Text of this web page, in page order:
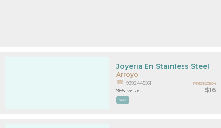
Arroyo
$16
Joyeria En Stainless Steel
9392445561
MAS
965 vistas
PR12820504